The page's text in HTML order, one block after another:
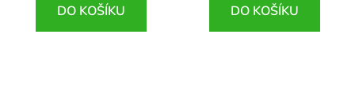
DO KOŠÍKU DO KOŠÍKU